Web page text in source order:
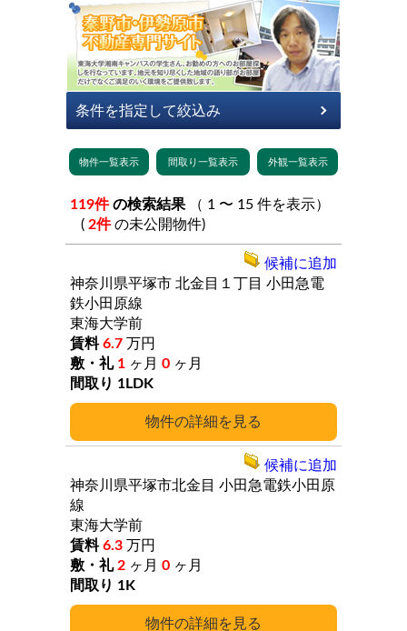
119件 の検索結果
( 2件 の未公開物件)
詳細
神奈川県平塚市 北金目１丁目 小田急電
鉄小田原線
東海大学前
6.7 万円
1 ヶ月 0 ヶ月
1LDK
候補に追加
詳細
神奈川県平塚市北金目 小田急電鉄小田原
線
東海大学前
6.3 万円
2 ヶ月 0 ヶ月
1K
候補に追加